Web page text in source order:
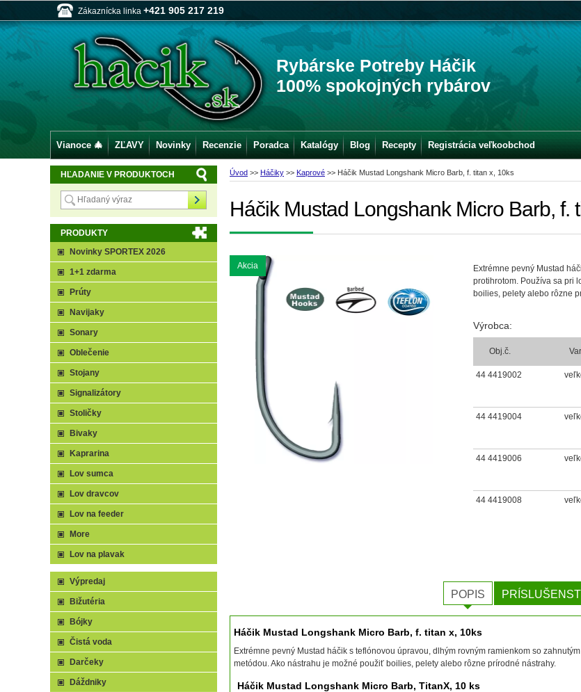
Zákaznícka linka +421 905 217 219
Rybárske Potreby Háčik
100% spokojných rybárov
Úvod >> Háčiky >> Kaprové >> Háčik Mustad Longshank Micro Barb, f. titan x, 10ks
Háčik Mustad Longshank Micro Barb, f.
Akcia
Extrémne pevný Mustad
protihrotom. Používa sa pri
boilies, pelety alebo rôzne
Výrobca:
Obj.č.
44 4419002
44 4419004
44 4419006
44 4419008
POPIS
Háčik Mustad Longshank Micro Barb, f. titan x, 10ks
Extrémne pevný Mustad háčik s teflónovou úpravou, dlhým rovným ramienkom so
metódou. Ako nástrahu je možné použiť boilies, pelety alebo rôzne prírodné nástrahy.
Háčik Mustad Longshank Micro Barb, TitanX, 10 ks
HĽADANIE V PRODUKTOCH
PRODUKTY
Novinky SPORTEX 2026
1+1 zdarma
Prúty
Navijaky
Sonary
Oblečenie
Stojany
Signalizátory
Stoličky
Bivaky
Kaprarina
Lov sumca
Lov dravcov
Lov na feeder
More
Lov na plavak
Výpredaj
Bižutéria
Bójky
Čistá voda
Darčeky
Dáždniky
Vianoce 🎄 ZĽAVY Novinky Recenzie Poradca Katalógy Blog Recepty Registrácia veľkoobchod